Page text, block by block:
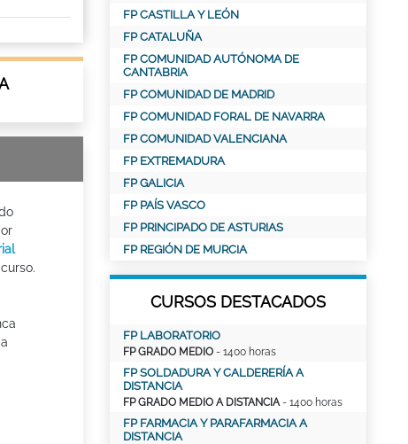
FP CASTILLA Y LEÓN
FP CATALUÑA
FP COMUNIDAD AUTÓNOMA DE
CANTABRIA
FP COMUNIDAD DE MADRID
FP COMUNIDAD FORAL DE NAVARRA
FP COMUNIDAD VALENCIANA
FP EXTREMADURA
FP GALICIA
FP PAÍS VASCO
FP PRINCIPADO DE ASTURIAS
FP REGIÓN DE MURCIA
CURSOS DESTACADOS
FP LABORATORIO
FP GRADO MEDIO - 1400 horas
FP SOLDADURA Y CALDERERÍA A
DISTANCIA
FP GRADO MEDIO A DISTANCIA- 1400 horas
FP FARMACIA Y PARAFARMACIA A
DISTANCIA